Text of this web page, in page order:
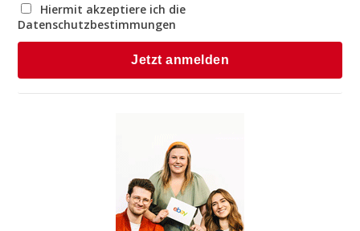
Hiermit akzeptiere ich die
Datenschutzbestimmungen